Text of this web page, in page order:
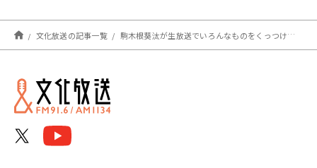
祝）放送決定
文化放送の記事一覧 駒木根葵汰が生放送でいろんなものをくっつける⁉『アロンアルフア presents アロン葵汰のレコメン！』7/1（月）スタート